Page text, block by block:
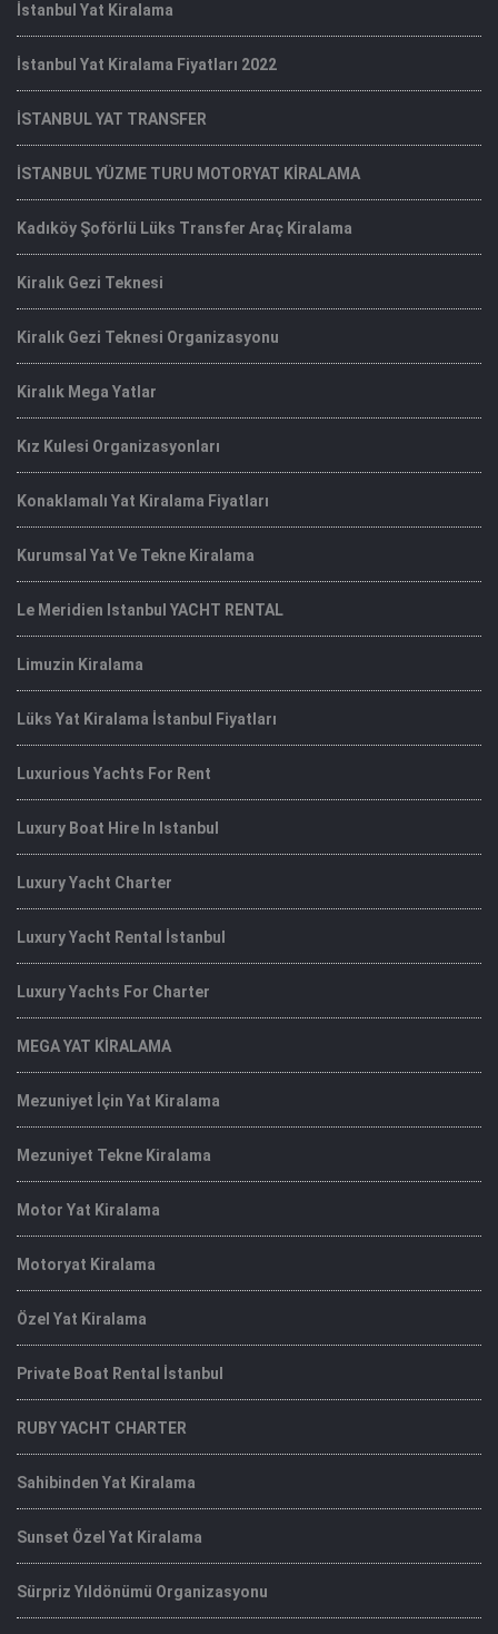
İstanbul Yat Kiralama
İstanbul Yat Kiralama Fiyatları 2022
İSTANBUL YAT TRANSFER
İSTANBUL YÜZME TURU MOTORYAT KİRALAMA
Kadıköy Şoförlü Lüks Transfer Araç Kiralama
Kiralık Gezi Teknesi
Kiralık Gezi Teknesi Organizasyonu
Kiralık Mega Yatlar
Kız Kulesi Organizasyonları
Konaklamalı Yat Kiralama Fiyatları
Kurumsal Yat Ve Tekne Kiralama
Le Meridien Istanbul YACHT RENTAL
Limuzin Kiralama
Lüks Yat Kiralama İstanbul Fiyatları
Luxurious Yachts For Rent
Luxury Boat Hire In Istanbul
Luxury Yacht Charter
Luxury Yacht Rental İstanbul
Luxury Yachts For Charter
MEGA YAT KİRALAMA
Mezuniyet İçin Yat Kiralama
Mezuniyet Tekne Kiralama
Motor Yat Kiralama
Motoryat Kiralama
Özel Yat Kiralama
Private Boat Rental İstanbul
RUBY YACHT CHARTER
Sahibinden Yat Kiralama
Sunset Özel Yat Kiralama
Sürpriz Yıldönümü Organizasyonu